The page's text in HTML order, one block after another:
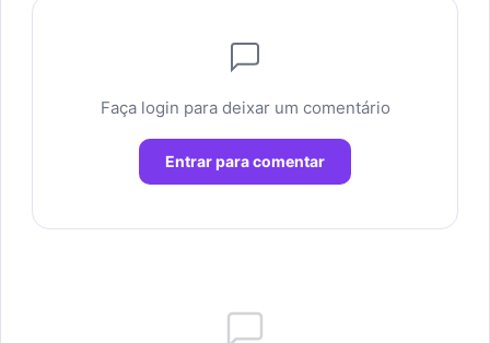
Faça login para deixar um comentário
Entrar para comentar